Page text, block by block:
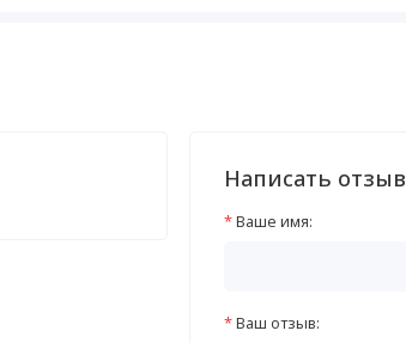
Написать отзыв
Ваше имя:
Ваш отзыв: